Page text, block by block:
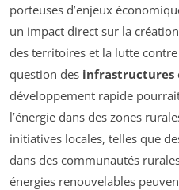
porteuses d’enjeux
un impact direct sur la
des territoires et la lutte
question des infrastructures
développement rapide
l’énergie dans des zones
initiatives locales, telles que
dans des communautés
énergies renouvelables